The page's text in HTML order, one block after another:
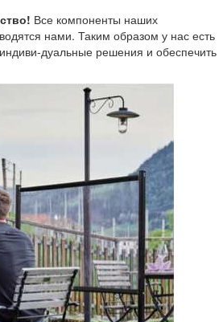
Все компоненты наших
нами. Таким образом у нас есть
дуальные решения и обеспечить